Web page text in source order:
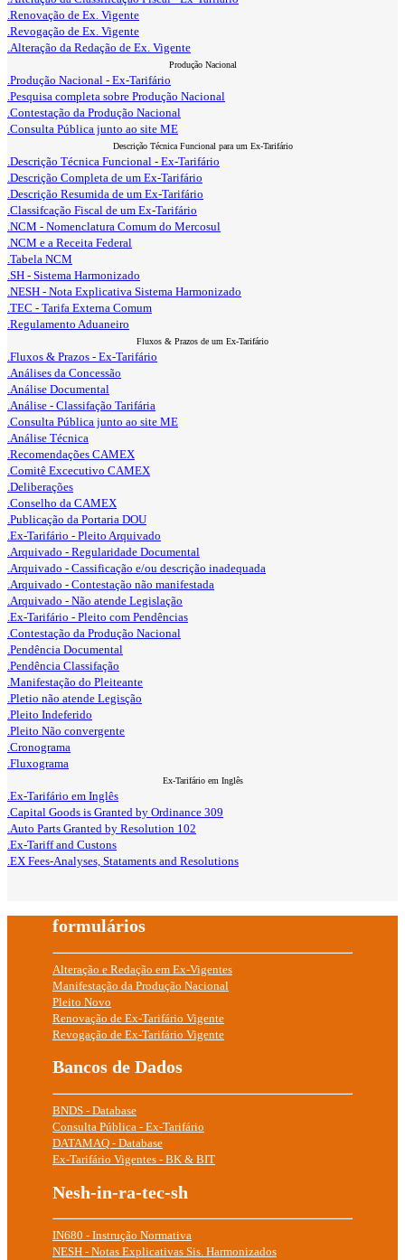
.Renovação de Ex. Vigente
.Revogação de Ex. Vigente
.Alteração da Redação de Ex. Vigente
Produção Nacional
.Produção Nacional - Ex-Tarifário
.Pesquisa completa sobre Produção Nacional
.Contestação da Produção Nacional
.Consulta Pública junto ao site ME
Descrição Técnica Funcional para um Ex-Tarifário
.Descrição Técnica Funcional - Ex-Tarifário
.Descrição Completa de um Ex-Tarifário
.Descrição Resumida de um Ex-Tarifário
.Classifcação Fiscal de um Ex-Tarifário
.NCM - Nomenclatura Comum do Mercosul
.NCM e a Receita Federal
.Tabela NCM
.SH - Sistema Harmonizado
.NESH - Nota Explicativa Sistema Harmonizado
.TEC - Tarifa Externa Comum
.Regulamento Aduaneiro
Fluxos & Prazos de um Ex-Tarifário
.Fluxos & Prazos - Ex-Tarifário
.Análises da Concessão
.Análise Documental
.Análise - Classifação Tarifária
.Consulta Pública junto ao site ME
.Análise Técnica
.Recomendações CAMEX
.Comitê Excecutivo CAMEX
.Deliberações
.Conselho da CAMEX
.Publicação da Portaria DOU
.Ex-Tarifário - Pleito Arquivado
.Arquivado - Regularidade Documental
.Arquivado - Cassificação e/ou descrição inadequada
.Arquivado - Contestação não manifestada
.Arquivado - Não atende Legislação
.Ex-Tarifário - Pleito com Pendências
.Contestação da Produção Nacional
.Pendência Documental
.Pendência Classifação
.Manifestação do Pleiteante
.Pletio não atende Legisção
.Pleito Indeferido
.Pleito Não convergente
.Cronograma
.Fluxograma
Ex-Tarifário em Inglês
.Ex-Tarifário em Inglês
.Capital Goods is Granted by Ordinance 309
.Auto Parts Granted by Resolution 102
.Ex-Tariff and Custons
.EX Fees-Analyses, Stataments and Resolutions
formulários
Alteração e Redação em Ex-Vigentes
Manifestação da Produção Nacional
Pleito Novo
Renovação de Ex-Tarifário Vigente
Revogação de Ex-Tarifário Vigente
Bancos de Dados
BNDS - Database
Consulta Pública - Ex-Tarifário
DATAMAQ - Database
Ex-Tarifário Vigentes - BK & BIT
Nesh-in-ra-tec-sh
IN680 - Instrução Normativa
NESH - Notas Explicativas Sis. Harmonizados